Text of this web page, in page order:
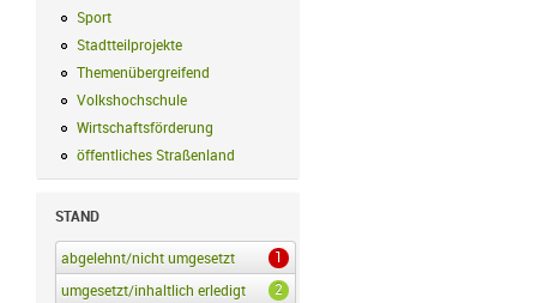
Sport
Stadtteilprojekte
Themenübergreifend
Volkshochschule
Wirtschaftsförderung
öffentliches Straßenland
STAND
abgelehnt/nicht umgesetzt 1
abgelehnt/nicht umgesetzt Filter anwenden
umgesetzt/inhaltlich erledigt
2
umgesetzt/inhaltlich erledigt Filter anwenden